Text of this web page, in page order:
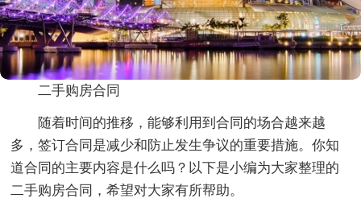
二手购房合同
随着时间的推移，能够利用到合同的场合越来越
多，签订合同是减少和防止发生争议的重要措施。你知
道合同的主要内容是什么吗？以下是小编为大家整理的
二手购房合同，希望对大家有所帮助。